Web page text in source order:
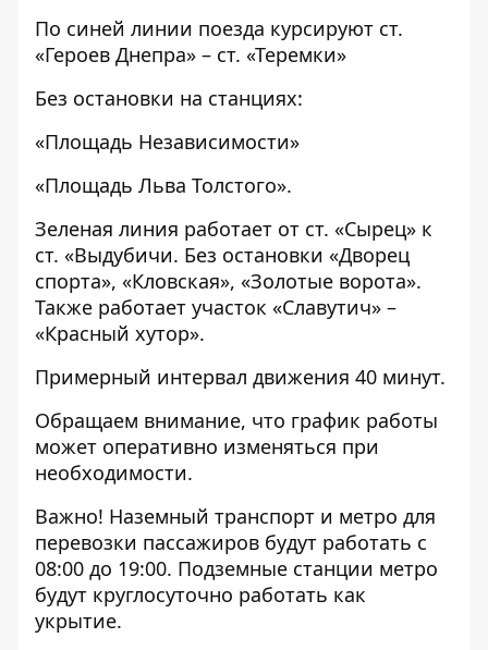
По синей линии поезда курсируют ст.
«Героев Днепра» – ст. «Теремки»
Без остановки на станциях:
«Площадь Независимости»
«Площадь Льва Толстого».
Зеленая линия работает от ст. «Сырец» к
ст. «Выдубичи. Без остановки «Дворец
спорта», «Кловская», «Золотые ворота».
Также работает участок «Славутич» –
«Красный хутор».
Примерный интервал движения 40 минут.
Обращаем внимание, что график работы
может оперативно изменяться при
необходимости.
Важно! Наземный транспорт и метро для
перевозки пассажиров будут работать с
08:00 до 19:00. Подземные станции метро
будут круглосуточно работать как
укрытие.